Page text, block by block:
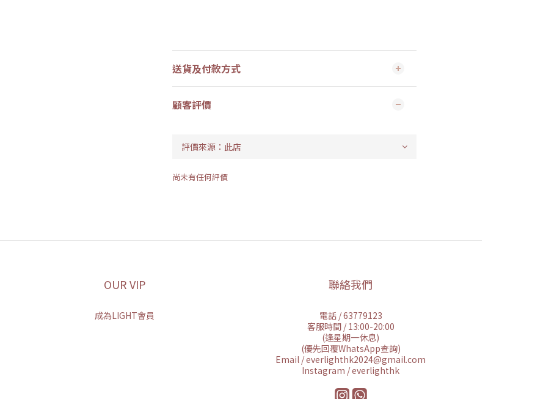
送貨及付款方式
顧客評價
尚未有任何評價
OUR VIP
成為LIGHT會員
聯絡我們
電話 / 63779123
客服時間 / 13:00-20:00
(逢星期一休息)
(優先回覆WhatsApp查詢)
Email / everlighthk2024@gmail.com
Instagram / everlighthk